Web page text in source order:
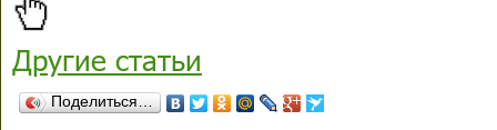
Другие статьи
Поделиться…